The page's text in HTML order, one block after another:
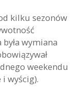
kilku sezonów
wymiana
weekendu
wyścig).